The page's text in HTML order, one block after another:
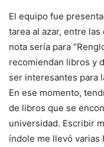
El equipo fue
tarea al azar, entre
nota sería para
recomiendan libros y
ser interesantes para
En ese momento,
de libros que se
universidad. Escribir
índole me llevó varias